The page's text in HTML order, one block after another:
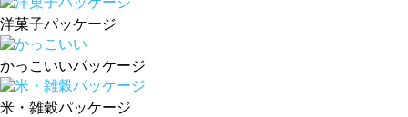
洋菓子パッケージ
かっこいいパッケージ
米・雑穀パッケージ